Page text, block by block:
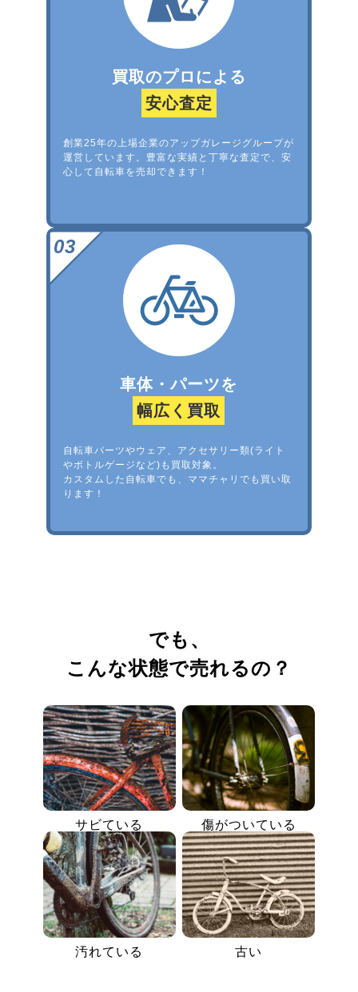
買取のプロによる
安心査定
創業25年の上場企業のアップガレージグループが
運営しています。豊富な実績と丁寧な査定で、安
心して自転車を売却できます！
車体・パーツを
幅広く買取
自転車パーツやウェア、アクセサリー類(ライト
やボトルゲージなど)も買取対象。
カスタムした自転車でも、ママチャリでも買い取
ります！
でも、
こんな状態で売れるの？
サビている 傷がついている
汚れている 古い